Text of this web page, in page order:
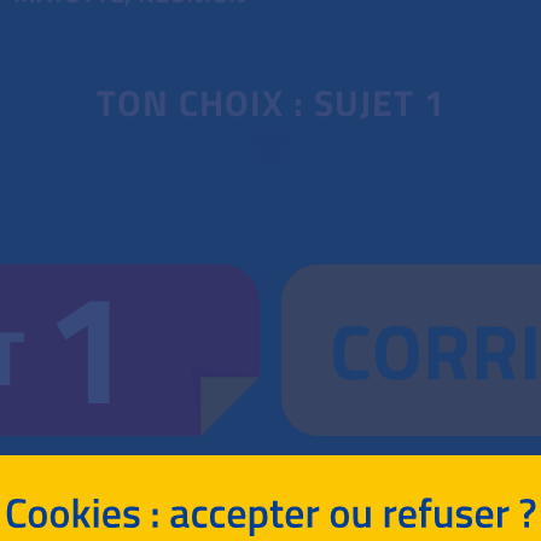
TON CHOIX : SUJET 1
1